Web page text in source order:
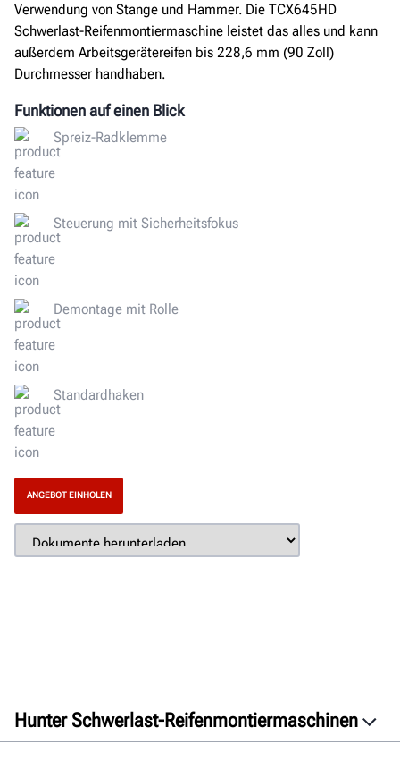
Verwendung von Stange und Hammer. Die TCX645HD
Schwerlast-Reifenmontiermaschine leistet das alles und kann
außerdem Arbeitsgerätereifen bis 228,6 mm (90 Zoll)
Durchmesser handhaben.
Funktionen auf einen Blick
Spreiz-Radklemme
Steuerung mit Sicherheitsfokus
Demontage mit Rolle
Standardhaken
ANGEBOT EINHOLEN
Hunter Schwerlast-Reifenmontiermaschinen